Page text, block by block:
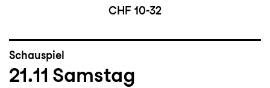
CHF 10-32
Schauspiel
21.11 Samstag